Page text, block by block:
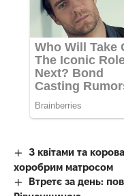
З квітами та
хоробрим матросом
Втретє за день: